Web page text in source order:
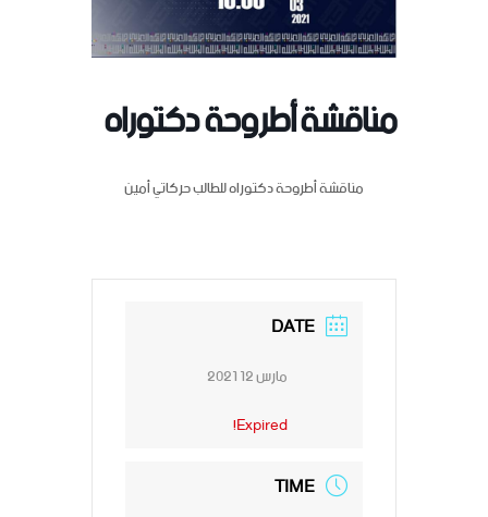
مناقشة أطروحة دكتوراه
مناقشة أطروحة دكتوراه للطالب حركاتي أمين
DATE
مارس 12 2021
Expired!
TIME